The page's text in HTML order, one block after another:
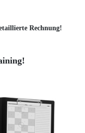
Rechnung!